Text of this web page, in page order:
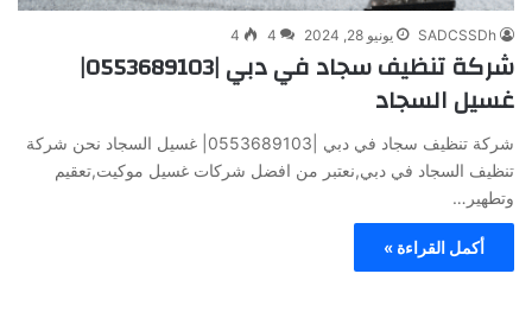
SADCSSDh يونيو 28, 2024 4
4
شركة تنظيف سجاد في دبي |0553689103|
غسيل السجاد
شركة تنظيف سجاد في دبي |0553689103| غسيل السجاد نحن شركة
تنظيف السجاد في دبي,نعتبر من افضل شركات غسيل موكيت,تعقيم
وتطهير…
أكمل القراءة »